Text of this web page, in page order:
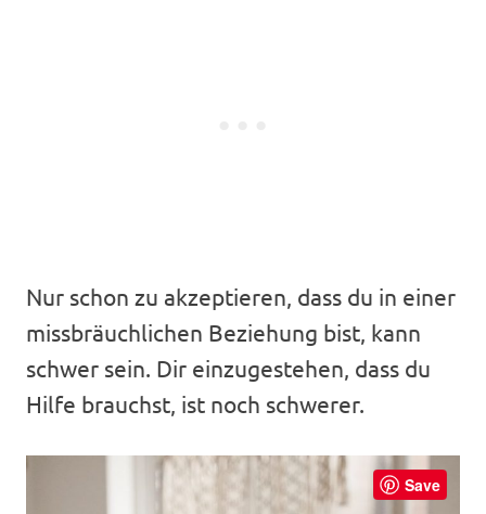
Nur schon zu akzeptieren, dass du in einer
missbräuchlichen Beziehung bist, kann
schwer sein. Dir einzugestehen, dass du
Hilfe brauchst, ist noch schwerer.
Save